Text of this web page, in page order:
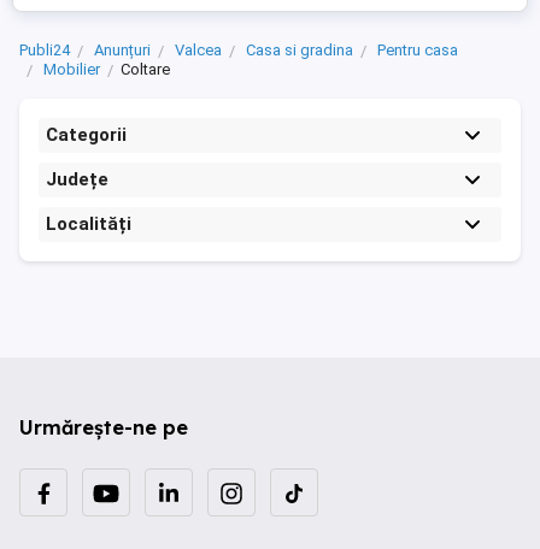
Publi24 Anunțuri Valcea Casa si gradina
Pentru casa
Mobilier
Coltare
Categorii
Județe
Localități
Urmărește-ne pe